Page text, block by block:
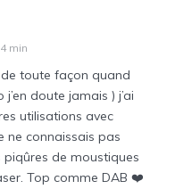
min
toute façon quand
doute jamais ) j’ai
utilisations avec
ne connaissais pas
de moustiques
Top comme DAB ❤️